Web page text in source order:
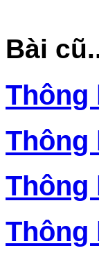
Bài
Thông
Thông
Thông
Thông